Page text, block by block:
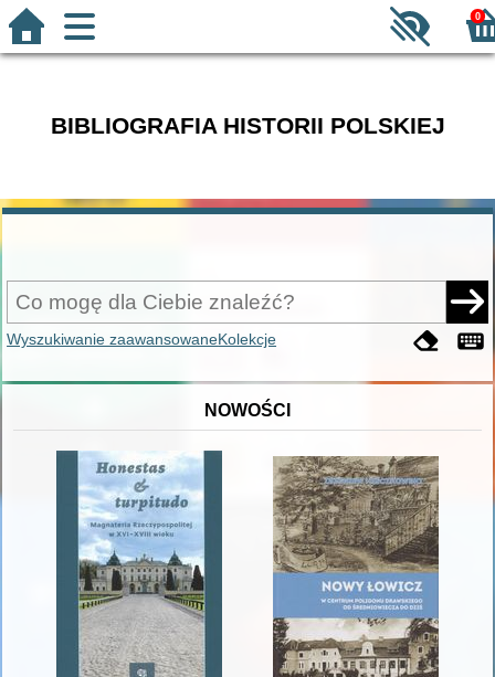
0
BIBLIOGRAFIA HISTORII POLSKIEJ
Wyszukiwanie zaawansowaneKolekcje
NOWOŚCI